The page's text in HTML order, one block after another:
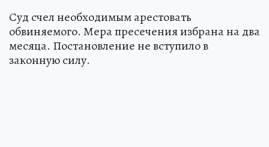
Суд счел необходимым арестовать
обвиняемого. Мера пресечения избрана на два
месяца. Постановление не вступило в
законную силу.